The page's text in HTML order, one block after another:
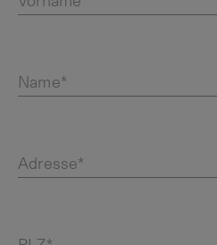
Name*
Adresse*